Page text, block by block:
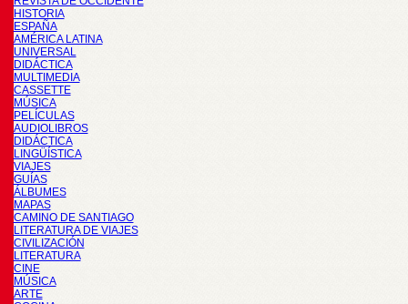
HISTORIA
ESPAÑA
AMÉRICA LATINA
UNIVERSAL
DIDÁCTICA
MULTIMEDIA
CASSETTE
MÚSICA
PELÍCULAS
AUDIOLIBROS
DIDÁCTICA
LINGÜÍSTICA
VIAJES
GUÍAS
ÁLBUMES
MAPAS
CAMINO DE SANTIAGO
LITERATURA DE VIAJES
CIVILIZACIÓN
LITERATURA
CINE
MÚSICA
ARTE